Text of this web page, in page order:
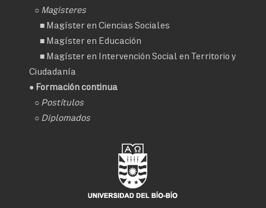
○ Magisteres
■ Magíster en Ciencias Sociales
■ Magíster en Educación
■ Magíster en Intervención Social en Territorio y
Ciudadanía
● Formación continua
○ Postítulos
○ Diplomados